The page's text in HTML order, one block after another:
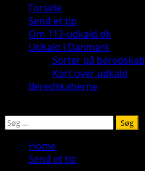
Primary
Menu
Forside
Send et tip
Om 112-udkald.dk
Udkald i Danmark
Sorter på beredskab
Kort over udkald
Beredskaberne
Søg
Home
Send et tip